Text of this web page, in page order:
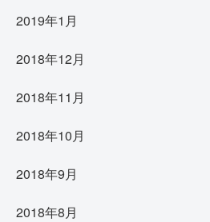
2019年1月
2018年12月
2018年11月
2018年10月
2018年9月
2018年8月